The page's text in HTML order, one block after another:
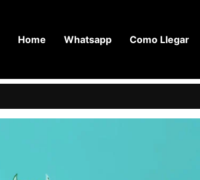
Home Whatsapp Como Llegar